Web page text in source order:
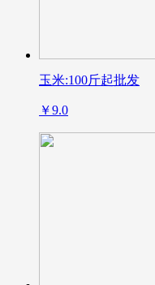
玉米:100斤起批发
￥9.0